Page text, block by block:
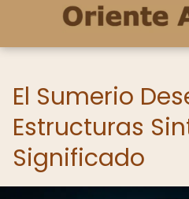
El Sumerio
Estructuras
Significado